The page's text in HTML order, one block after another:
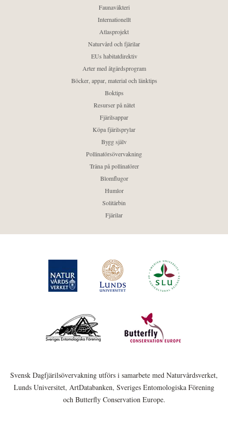
Faunaväkteri
Internationellt
Atlasprojekt
Naturvård och fjärilar
EUs habitatdirektiv
Arter med åtgärdsprogram
Böcker, appar, material och länktips
Boktips
Resurser på nätet
Fjärilsappar
Köpa fjärilsprylar
Bygg själv
Pollinatörsövervakning
Träna på pollinatörer
Blomflugor
Humlor
Solitärbin
Fjärilar
Svensk Dagfjärilsövervakning utförs i samarbete med Naturvårdsverket,
Lunds Universitet, ArtDatabanken, Sveriges Entomologiska Förening
och Butterfly Conservation Europe.